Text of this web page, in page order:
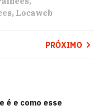
Locaweb
PRÓXIMO
é e como esse